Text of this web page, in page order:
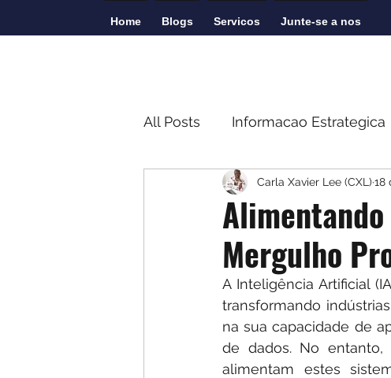
Home Blogs Servicos Junte-se a nos
All Posts Informacao Estrategica
Monitoria, Avalicao, e
Mergulho
Carla Xavier Lee (CXL) 18
A Inteligência Artificial
transformando
na sua capacidade de
de dados. No
alimentam estes